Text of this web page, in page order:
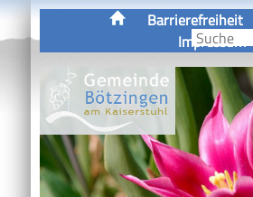
Barrierefreiheit
Impressum